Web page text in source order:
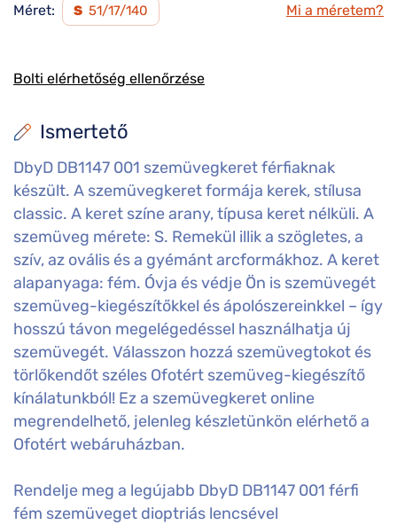
Ismertető
DbyD DB1147 001 szemüvegkeret férfiaknak
készült. A szemüvegkeret formája kerek, stílusa
classic. A keret színe arany, típusa keret nélküli. A
szemüveg mérete: S. Remekül illik a szögletes, a
szív, az ovális és a gyémánt arcformákhoz. A keret
alapanyaga: fém. Óvja és védje Ön is szemüvegét
szemüveg-kiegészítőkkel és ápolószereinkkel – így
hosszú távon megelégedéssel használhatja új
szemüvegét. Válasszon hozzá szemüvegtokot és
törlőkendőt széles Ofotért szemüveg-kiegészítő
kínálatunkból! Ez a szemüvegkeret online
megrendelhető, jelenleg készletünkön elérhető a
Ofotért webáruházban.
Rendelje meg a legújabb DbyD DB1147 001 férfi
fém szemüveget dioptriás lencsével
Méret: S 51/17/140 Mi a méretem?
Bolti elérhetőség ellenőrzése